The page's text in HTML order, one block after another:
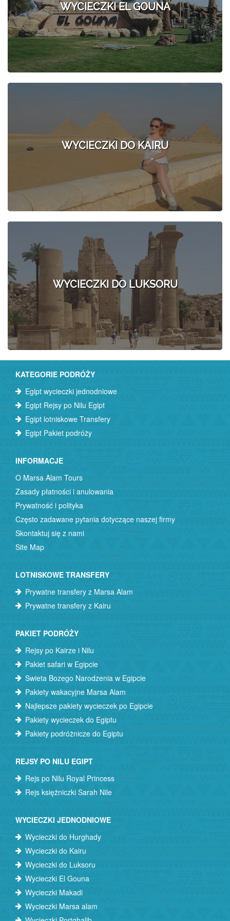
WYCIECZKI EL GOUNA
WYCIECZKI DO KAIRU
WYCIECZKI DO LUKSORU
KATEGORIE PODRÓŻY
Egipt wycieczki jednodniowe
Egipt Rejsy po Nilu Egipt
Egipt lotniskowe Transfery
Egipt Pakiet podróży
INFORMACJE
O Marsa Alam Tours
Zasady płatności i anulowania
Prywatność i polityka
Często zadawane pytania dotyczące naszej firmy
Skontaktuj się z nami
Site Map
LOTNISKOWE TRANSFERY
Prywatne transfery z Marsa Alam
Prywatne transfery z Kairu
PAKIET PODRÓŻY
Rejsy po Kairze i Nilu
Pakiet safari w Egipcie
Swieta Bozego Narodzenia w Egipcie
Pakiety wakacyjne Marsa Alam
Najlepsze pakiety wycieczek po Egipcie
Pakiety wycieczek do Egiptu
Pakiety podróżnicze do Egiptu
REJSY PO NILU EGIPT
Rejs po Nilu Royal Princess
Rejs księżniczki Sarah Nile
WYCIECZKI JEDNODNIOWE
Wycieczki do Hurghady
Wycieczki do Kairu
Wycieczki do Luksoru
Wycieczki El Gouna
Wycieczki Makadi
Wycieczki Marsa alam